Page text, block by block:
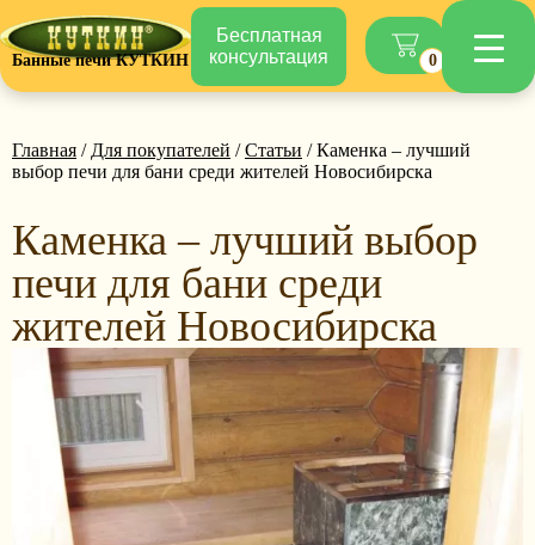
Банные печи КУТКИН
Бесплатная
консультация
0
Главная / Для покупателей /Статьи / Каменка – лучший
выбор печи для бани среди жителей Новосибирска
Каменка – лучший выбор
печи для бани среди
жителей Новосибирска